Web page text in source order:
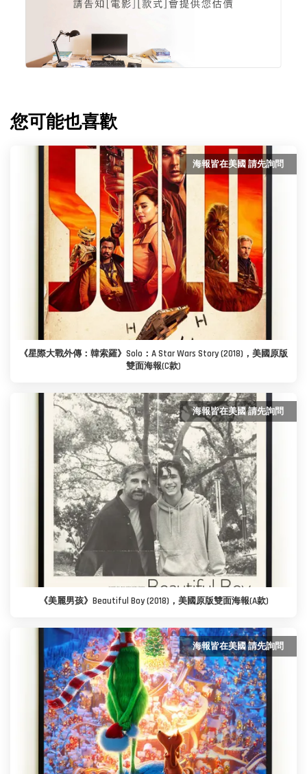
您可能也喜歡
海報皆在美國 請先詢問
《星際大戰外傳：韓索羅》Solo：A Star Wars Story (2018)，美國原版
雙面海報(C款)
海報皆在美國 請先詢問
《美麗男孩》Beautiful Boy (2018)，美國原版雙面海報(A款)
海報皆在美國 請先詢問